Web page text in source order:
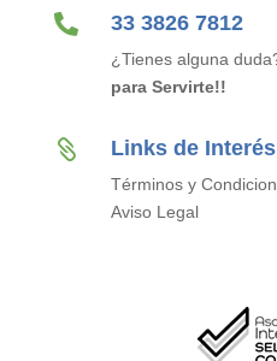
 33 3826 7812
¿Tienes alguna
para Servirte!!
 Links de Interés
Términos y
Aviso Legal